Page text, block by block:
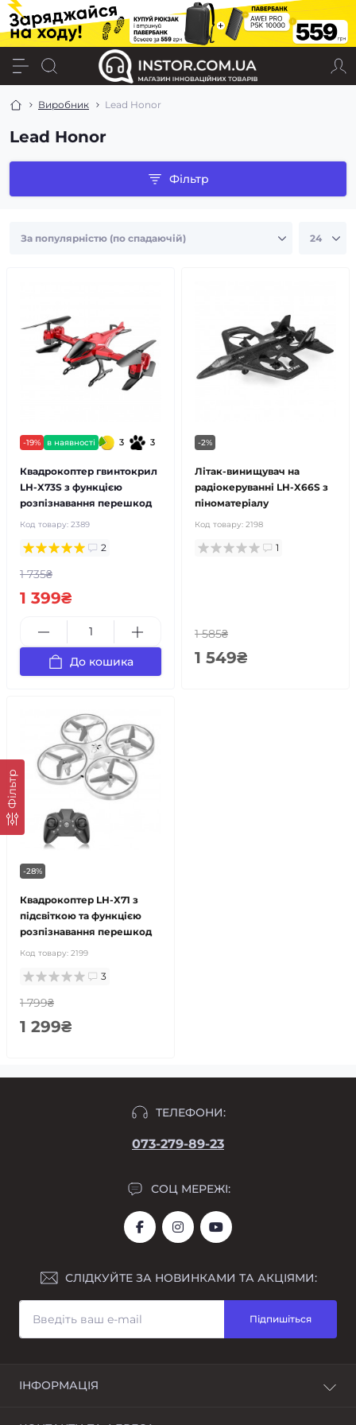
Виробник Lead Honor
Lead Honor
Фільтр
Фільтр
-19% в наявності 3 3
Квадрокоптер гвинтокрил
LH-X73S з функцією
розпізнавання перешкод
Код товару: 2389
2
1 735₴
1 399₴
До кошика
-2%
Літак-винищувач на
радіокеруванні LH-X66S з
піноматеріалу
Код товару: 2198
1
1 585₴
1 549₴
-28%
Квадрокоптер LH-X71 з
підсвіткою та функцією
розпізнавання перешкод
Код товару: 2199
3
1 799₴
1 299₴
ТЕЛЕФОНИ:
073-279-89-23
СОЦ МЕРЕЖІ:
СЛІДКУЙТЕ ЗА НОВИНКАМИ ТА АКЦІЯМИ:
Підпишіться
ІНФОРМАЦІЯ